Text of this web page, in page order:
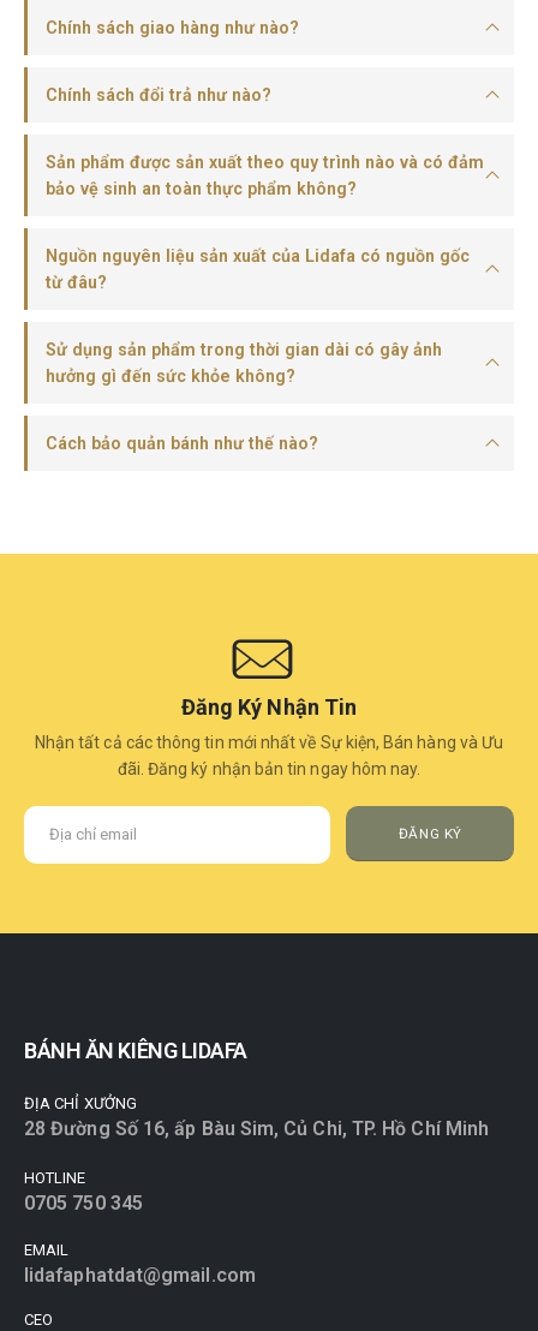
Chính sách giao hàng như nào?
Chính sách đổi trả như nào?
Sản phẩm được sản xuất theo quy trình nào và có đảm
bảo vệ sinh an toàn thực phẩm không?
Nguồn nguyên liệu sản xuất của Lidafa có nguồn gốc
từ đâu?
Sử dụng sản phẩm trong thời gian dài có gây ảnh
hưởng gì đến sức khỏe không?
Cách bảo quản bánh như thế nào?
ĐĂNG KÝ
Đăng Ký Nhận Tin
Nhận tất cả các thông tin mới nhất về Sự kiện, Bán hàng và Ưu
đãi. Đăng ký nhận bản tin ngay hôm nay.
BÁNH ĂN KIÊNG LIDAFA
ĐỊA CHỈ XƯỞNG
28 Đường Số 16, ấp Bàu Sim, Củ Chi, TP. Hồ Chí Minh
HOTLINE
0705 750 345
EMAIL
lidafaphatdat@gmail.com
CEO